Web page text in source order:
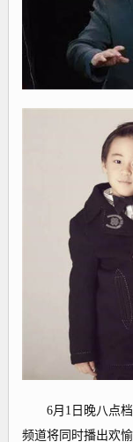
6月1日晚八点档
频道将同时播出欢